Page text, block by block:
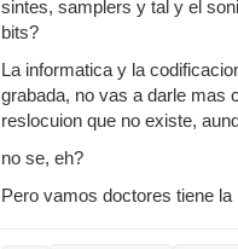
sintes, samplers y tal y el
bits?
La informatica y la
grabada, no vas a darle mas
reslocuion que no existe,
no se, eh?
Pero vamos doctores tiene la